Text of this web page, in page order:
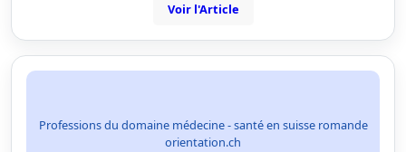
Voir l'Article
Professions du domaine médecine - santé en suisse romande
orientation.ch